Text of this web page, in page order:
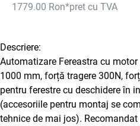
1779.00 Ron*pret cu TVA
Descriere:
Automatizare Fereastra cu
1000 mm, forță tragere 300N,
pentru ferestre cu deschidere în
(accesoriile pentru montaj se
tehnice de mai jos).